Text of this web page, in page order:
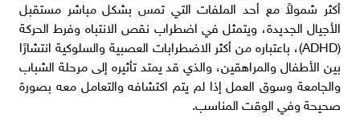
أكثر شمولاً مع أحد الملفات التي تمس بشكل مباشر مستقبل
الأجيال الجديدة، ويتمثل في اضطراب نقص الانتباه وفرط الحركة
(ADHD)، باعتباره من أكثر الاضطرابات العصبية والسلوكية انتشارًا
بين الأطفال والمراهقين، والذي قد يمتد تأثيره إلى مرحلة الشباب
والجامعة وسوق العمل إذا لم يتم اكتشافه والتعامل معه بصورة
صحيحة وفي الوقت المناسب.